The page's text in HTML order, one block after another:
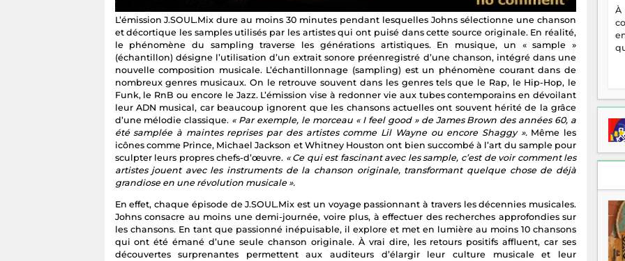
L’émission J.SOUL.Mix dure au moins 30 minutes pendant lesquelles Johns sélectionne une chanson
et décortique les samples utilisés par les artistes qui ont puisé dans cette source originale. En réalité,
le phénomène du sampling traverse les générations artistiques. En musique, un « sample »
(échantillon) désigne l’utilisation d’un extrait sonore préenregistré d’une chanson, intégré dans une
nouvelle composition musicale. L’échantillonnage (sampling) est un phénomène courant dans de
nombreux genres musicaux. On le retrouve souvent dans les genres tels que le Rap, le Hip-Hop, le
Funk, le RnB ou encore le Jazz. L’émission vise à redonner vie aux tubes contemporains en dévoilant
leur ADN musical, car beaucoup ignorent que les chansons actuelles ont souvent hérité de la grâce
d’une mélodie classique. « Par exemple, le morceau « I feel good » de James Brown des années 60, a
été samplée à maintes reprises par des artistes comme Lil Wayne ou encore Shaggy ».Même les
icônes comme Prince, Michael Jackson et Whitney Houston ont bien succombé à l’art du sample pour
sculpter leurs propres chefs-d’œuvre. « Ce qui est fascinant avec les sample, c’est de voir comment les
artistes jouent avec les instruments de la chanson originale, transformant quelque chose de déjà
grandiose en une révolution musicale ».
En effet, chaque épisode de J.SOUL.Mix est un voyage passionnant à travers les décennies musicales.
Johns consacre au moins une demi-journée, voire plus, à effectuer des recherches approfondies sur
les chansons. En tant que passionné inépuisable, il explore et met en lumière au moins 10 chansons
qui ont été émané d’une seule chanson originale. À vrai dire, les retours positifs affluent, car ses
découvertes surprenantes permettent aux auditeurs d’élargir leur culture musicale et leur